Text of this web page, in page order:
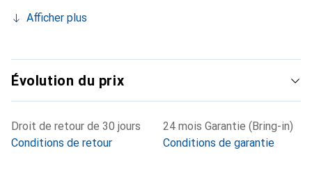
Afficher plus
Évolution du prix
Droit de retour de 30 jours
Conditions de retour
24 mois Garantie (Bring-in)
Conditions de garantie